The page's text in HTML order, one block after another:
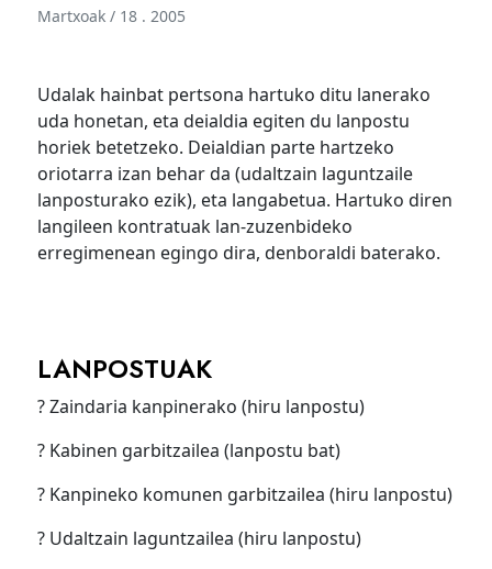
Martxoak / 18 . 2005
Udalak hainbat pertsona hartuko ditu lanerako
uda honetan, eta deialdia egiten du lanpostu
horiek betetzeko. Deialdian parte hartzeko
oriotarra izan behar da (udaltzain laguntzaile
lanposturako ezik), eta langabetua. Hartuko diren
langileen kontratuak lan-zuzenbideko
erregimenean egingo dira, denboraldi baterako.
LANPOSTUAK
? Zaindaria kanpinerako (hiru lanpostu)
? Kabinen garbitzailea (lanpostu bat)
? Kanpineko komunen garbitzailea (hiru lanpostu)
? Udaltzain laguntzailea (hiru lanpostu)